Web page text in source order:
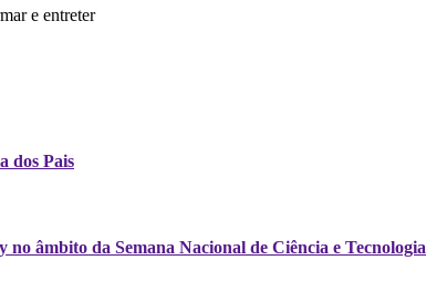
e entreter
dos Pais
âmbito da Semana Nacional de Ciência e Tecnologia